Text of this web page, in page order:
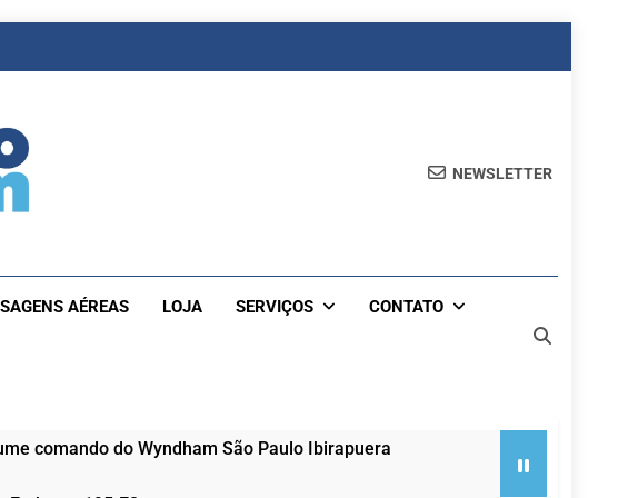
NEWSLETTER
AÉREAS LOJA SERVIÇOS CONTATO
comando do Wyndham São Paulo Ibirapuera